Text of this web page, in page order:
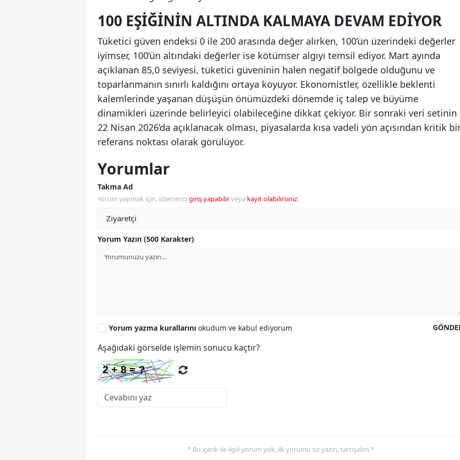
100 EŞIĞININ ALTINDA KALMAYA DEVAM EDIYOR
Tüketici güven endeksi 0 ile 200 arasında değer alırken, 100’ün üzerindeki değerler
iyimser, 100’ün altındaki değerler ise kötümser algıyı temsil ediyor. Mart ayında
açıklanan 85,0 seviyesi, tüketici güveninin halen negatif bölgede olduğunu ve
toparlanmanın sınırlı kaldığını ortaya koyuyor. Ekonomistler, özellikle beklenti
kalemlerinde yaşanan düşüşün önümüzdeki dönemde iç talep ve büyüme
dinamikleri üzerinde belirleyici olabileceğine dikkat çekiyor. Bir sonraki veri setinin
22 Nisan 2026’da açıklanacak olması, piyasalarda kısa vadeli yön açısından kritik
referans noktası olarak görülüyor.
Yorumlar
Takma Ad
Yorum yapmak için, istersenizgiriş yapabilirveya kayıt olabilirsiniz.
Yorum Yazın (500 Karakter)
Yorum yazma kurallarını okudum ve kabul ediyorum
Aşağıdaki görselde işlemin sonucu kaçtır?
* Bu içerik ile ilgili yorum yok, ilk yorumu siz yazın, tartışalım *